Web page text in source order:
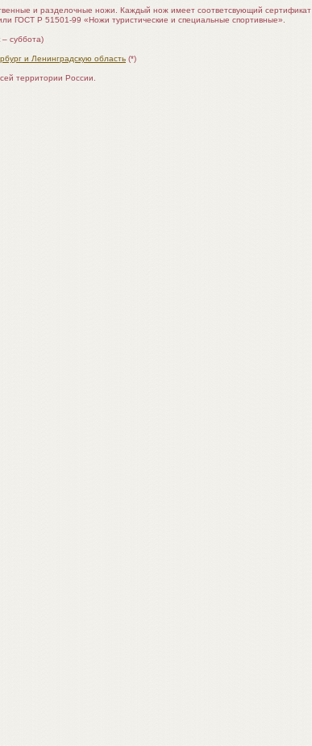
и разделочные ножи. Каждый нож имеет соответсвующий сертификат
ГОСТ Р 51501-99 «Ножи туристические и специальные спортивные».
– суббота)
и Ленинградскую область (*)
территории России.